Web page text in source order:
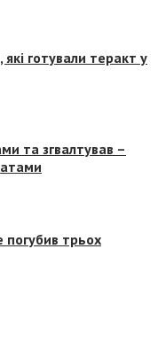
готували теракт у
та згвалтував –
погубив трьох